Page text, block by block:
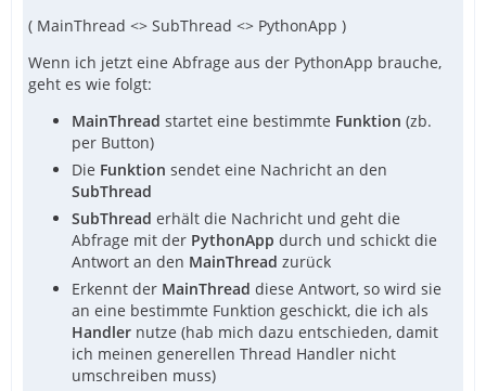
( MainThread <> SubThread <> PythonApp )
Wenn ich jetzt eine Abfrage aus der PythonApp brauche,
geht es wie folgt:
MainThread startet eine bestimmte Funktion (zb.
per Button)
Die Funktion sendet eine Nachricht an den
SubThread
SubThread erhält die Nachricht und geht die
Abfrage mit der PythonApp durch und schickt die
Antwort an den MainThread zurück
Erkennt der MainThread diese Antwort, so wird sie
an eine bestimmte Funktion geschickt, die ich als
Handler nutze (hab mich dazu entschieden, damit
ich meinen generellen Thread Handler nicht
umschreiben muss)